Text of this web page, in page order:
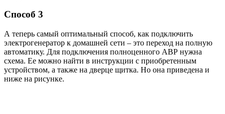
Способ 3
А теперь самый оптимальный способ, как подключить
электрогенератор к домашней сети – это переход на полную
автоматику. Для подключения полноценного АВР нужна
схема. Ее можно найти в инструкции с приобретенным
устройством, а также на дверце щитка. Но она приведена и
ниже на рисунке.